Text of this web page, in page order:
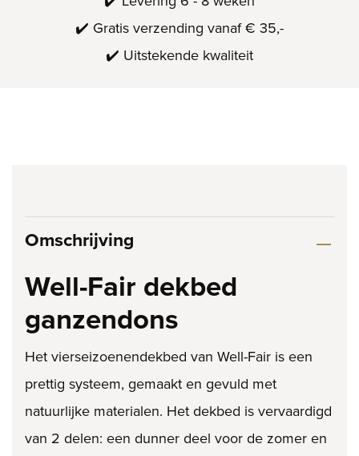
✔️ Gratis verzending vanaf € 35,-
✔️ Uitstekende kwaliteit
Omschrijving
Well-Fair dekbed
ganzendons
Het vierseizoenendekbed van Well-Fair is een
prettig systeem, gemaakt en gevuld met
natuurlijke materialen. Het dekbed is vervaardigd
van 2 delen: een dunner deel voor de zomer en